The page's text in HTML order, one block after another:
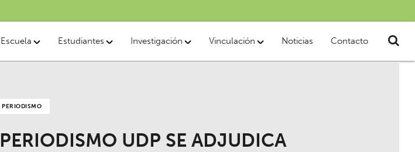
Escuela Estudiantes Investigación Vinculación Noticias Contacto
PERIODISMO
PERIODISMO UDP SE ADJUDICA